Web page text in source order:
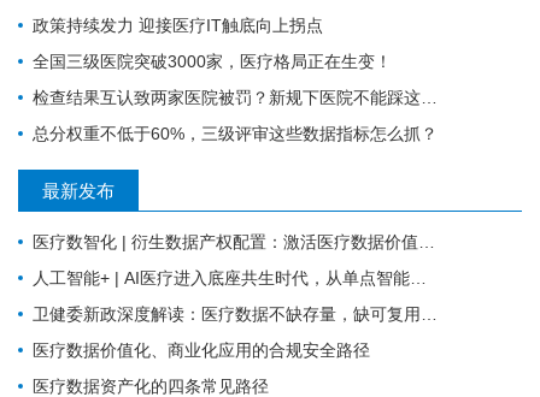
政策持续发力 迎接医疗IT触底向上拐点
全国三级医院突破3000家，医疗格局正在生变！
检查结果互认致两家医院被罚？新规下医院不能踩这4个雷区
总分权重不低于60%，三级评审这些数据指标怎么抓？
最新发布
医疗数智化 | 衍生数据产权配置：激活医疗数据价值的关键规则
人工智能+ | AI医疗进入底座共生时代，从单点智能走向全域协同
卫健委新政深度解读：医疗数据不缺存量，缺可复用的高质量数据集
医疗数据价值化、商业化应用的合规安全路径
医疗数据资产化的四条常见路径